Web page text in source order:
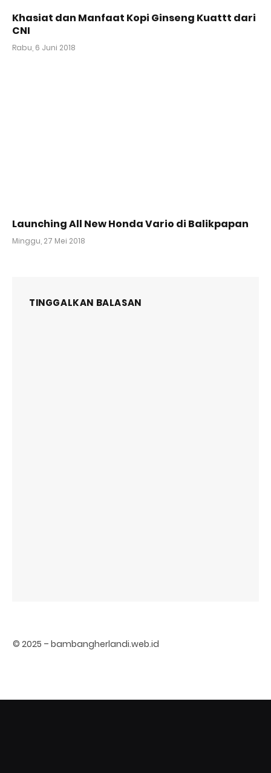
Khasiat dan Manfaat Kopi Ginseng Kuattt dari
CNI
Rabu, 6 Juni 2018
Launching All New Honda Vario di Balikpapan
Minggu, 27 Mei 2018
TINGGALKAN BALASAN
© 2025 – bambangherlandi.web.id